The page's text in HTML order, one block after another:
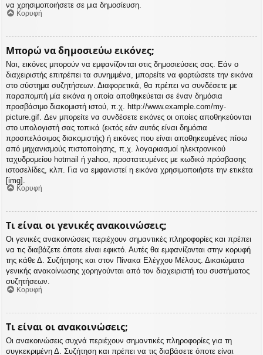
να χρησιμοποιήσετε σε μια δημοσίευση.
Κορυφή
Μπορώ να δημοσιεύω εικόνες;
Ναι, εικόνες μπορούν να εμφανίζονται στις δημοσιεύσεις σας. Εάν ο
διαχειριστής επιτρέπει τα συνημμένα, μπορείτε να φορτώσετε την εικόνα
στο σύστημα συζητήσεων. Διαφορετικά, θα πρέπει να συνδέσετε με
παραπομπή μία εικόνα η οποία αποθηκεύεται σε έναν δημόσια
προσβάσιμο διακομιστή ιστού, π.χ. http://www.example.com/my-
picture.gif. Δεν μπορείτε να συνδέσετε εικόνες οι οποίες αποθηκεύονται
στο υπολογιστή σας τοπικά (εκτός εάν αυτός είναι δημόσια
προσπελάσιμος διακομιστής) ή εικόνες που είναι αποθηκευμένες πίσω
από μηχανισμούς πιστοποίησης, π.χ. λογαριασμοί ηλεκτρονικού
ταχυδρομείου hotmail ή yahoo, προστατευμένες με κωδικό πρόσβασης
ιστοσελίδες, κλπ. Για να εμφανιστεί η εικόνα χρησιμοποιήστε την ετικέτα
[img].
Κορυφή
Τι είναι οι γενικές ανακοινώσεις;
Οι γενικές ανακοινώσεις περιέχουν σημαντικές πληροφορίες και πρέπει
να τις διαβάζετε όποτε είναι εφικτό. Αυτές θα εμφανίζονται στην κορυφή
της κάθε Δ. Συζήτησης και στον Πίνακα Ελέγχου Μέλους. Δικαιώματα
γενικής ανακοίνωσης χορηγούνται από τον διαχειριστή του συστήματος
συζητήσεων.
Κορυφή
Τι είναι οι ανακοινώσεις;
Οι ανακοινώσεις συχνά περιέχουν σημαντικές πληροφορίες για τη
συγκεκριμένη Δ. Συζήτηση και πρέπει να τις διαβάσετε όποτε είναι